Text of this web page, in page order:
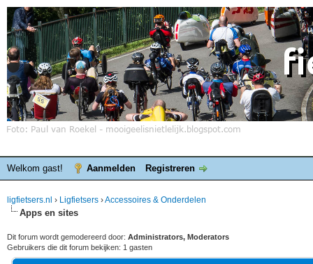
Welkom gast! Aanmelden Registreren
ligfietsers.nl › Ligfietsers ›Accessoires & Onderdelen
Apps en sites
Dit forum wordt gemodereerd door: Administrators, Moderators
Gebruikers die dit forum bekijken: 1 gasten